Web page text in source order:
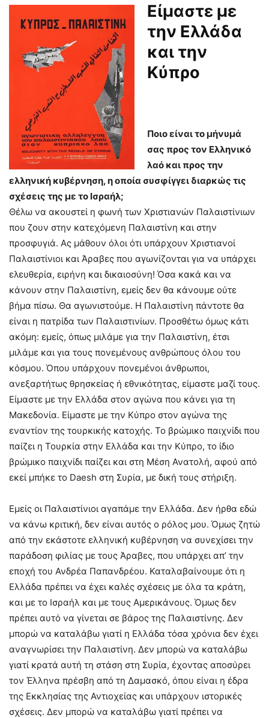
Είμαστε με
την Ελλάδα
και την
Κύπρο
Ποιο είναι το μήνυμά
σας προς τον Ελληνικό
λαό και προς την
ελληνική κυβέρνηση, η οποία συσφίγγει διαρκώς τις
σχέσεις της με το Ισραήλ;
Θέλω να ακουστεί η φωνή των Χριστιανών Παλαιστίνιων
που ζουν στην κατεχόμενη Παλαιστίνη και στην
προσφυγιά. Ας μάθουν όλοι ότι υπάρχουν Χριστιανοί
Παλαιστίνιοι και Άραβες που αγωνίζονται για να υπάρχει
ελευθερία, ειρήνη και δικαιοσύνη! Όσα κακά και να
κάνουν στην Παλαιστίνη, εμείς δεν θα κάνουμε ούτε
βήμα πίσω. Θα αγωνιστούμε. Η Παλαιστίνη πάντοτε θα
είναι η πατρίδα των Παλαιστινίων. Προσθέτω όμως κάτι
ακόμη: εμείς, όπως μιλάμε για την Παλαιστίνη, έτσι
μιλάμε και για τους πονεμένους ανθρώπους όλου του
κόσμου. Όπου υπάρχουν πονεμένοι άνθρωποι,
ανεξαρτήτως θρησκείας ή εθνικότητας, είμαστε μαζί τους.
Είμαστε με την Ελλάδα στον αγώνα που κάνει για τη
Μακεδονία. Είμαστε με την Κύπρο στον αγώνα της
εναντίον της τουρκικής κατοχής. Το βρώμικο παιχνίδι που
παίζει η Τουρκία στην Ελλάδα και την Κύπρο, το ίδιο
βρώμικο παιχνίδι παίζει και στη Μέση Ανατολή, αφού από
εκεί μπήκε το Daesh στη Συρία, με δική τους στήριξη.
Εμείς οι Παλαιστίνιοι αγαπάμε την Ελλάδα. Δεν ήρθα εδώ
να κάνω κριτική, δεν είναι αυτός ο ρόλος μου. Όμως ζητώ
από την εκάστοτε ελληνική κυβέρνηση να συνεχίσει την
παράδοση φιλίας με τους Άραβες, που υπάρχει απ’ την
εποχή του Ανδρέα Παπανδρέου. Καταλαβαίνουμε ότι η
Ελλάδα πρέπει να έχει καλές σχέσεις με όλα τα κράτη,
και με το Ισραήλ και με τους Αμερικάνους. Όμως δεν
πρέπει αυτό να γίνεται σε βάρος της Παλαιστίνης. Δεν
μπορώ να καταλάβω γιατί η Ελλάδα τόσα χρόνια δεν έχει
αναγνωρίσει την Παλαιστίνη. Δεν μπορώ να καταλάβω
γιατί κρατά αυτή τη στάση στη Συρία, έχοντας αποσύρει
τον Έλληνα πρέσβη από τη Δαμασκό, όπου είναι η έδρα
της Εκκλησίας της Αντιοχείας και υπάρχουν ιστορικές
σχέσεις. Δεν μπορώ να καταλάβω γιατί πρέπει να